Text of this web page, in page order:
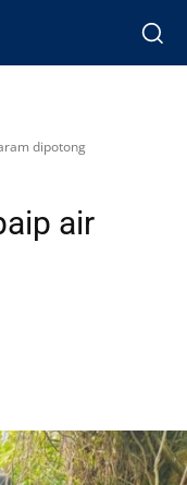
dipotong
air